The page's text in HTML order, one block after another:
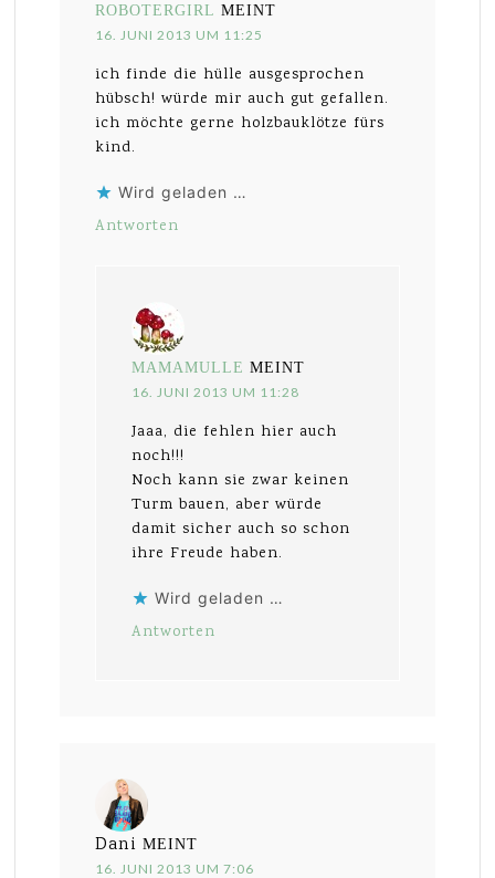
ROBOTERGIRL MEINT
16. JUNI 2013 UM 11:25
ich finde die hülle ausgesprochen
hübsch! würde mir auch gut gefallen.
ich möchte gerne holzbauklötze fürs
kind.
Wird geladen …
Antworten
MAMAMULLE MEINT
16. JUNI 2013 UM 11:28
Jaaa, die fehlen hier auch
noch!!!
Noch kann sie zwar keinen
Turm bauen, aber würde
damit sicher auch so schon
ihre Freude haben.
Wird geladen …
Antworten
Dani MEINT
16. JUNI 2013 UM 7:06